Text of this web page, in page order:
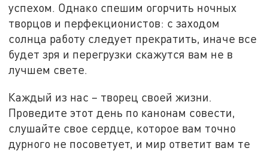
успехом. Однако спешим огорчить ночных
творцов и перфекционистов: с заходом
солнца работу следует прекратить, иначе все
будет зря и перегрузки скажутся вам не в
лучшем свете.
Каждый из нас – творец своей жизни.
Проведите этот день по канонам совести,
слушайте свое сердце, которое вам точно
дурного не посоветует, и мир ответит вам те